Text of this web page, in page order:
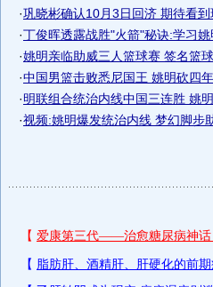
·巩晓彬确认10月3日回济 期待看
·丁俊晖透露战胜"火箭"秘诀:学习
·姚明亲临助威三人篮球赛 签名篮球
·中国男篮击败悉尼国王 姚明砍四年
·明联组合统治内线中国三连胜 姚明
·视频:姚明爆发统治内线 梦幻脚步